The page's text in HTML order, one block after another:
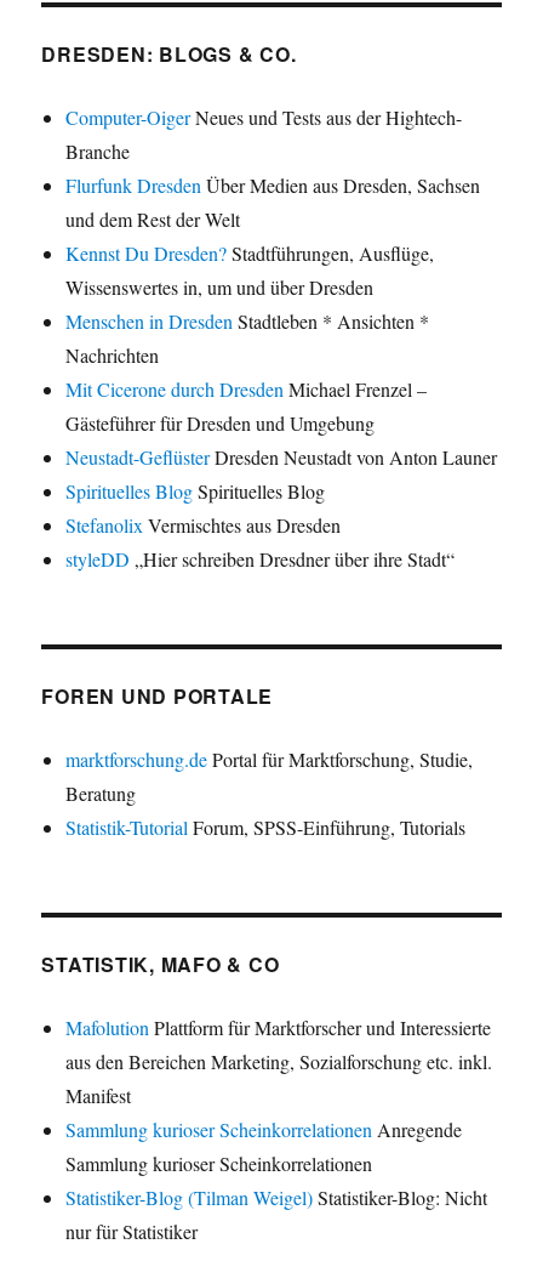
DRESDEN: BLOGS & CO.
Computer-OigerNeues und Tests aus der Hightech-
Branche
Flurfunk Dresden Über Medien aus Dresden, Sachsen
und dem Rest der Welt
Kennst Du Dresden?Stadtführungen, Ausflüge,
Wissenswertes in, um und über Dresden
Menschen in Dresden Stadtleben * Ansichten *
Nachrichten
Mit Cicerone durch Dresden Michael Frenzel –
Gästeführer für Dresden und Umgebung
Neustadt-GeflüsterDresden Neustadt von Anton Launer
Spirituelles BlogSpirituelles Blog
Stefanolix Vermischtes aus Dresden
styleDD „Hier schreiben Dresdner über ihre Stadt“
FOREN UND PORTALE
marktforschung.dePortal für Marktforschung, Studie,
Beratung
Statistik-Tutorial Forum, SPSS-Einführung, Tutorials
STATISTIK, MAFO & CO
Mafolution Plattform für Marktforscher und Interessierte
aus den Bereichen Marketing, Sozialforschung etc. inkl.
Manifest
Sammlung kurioser Scheinkorrelationen Anregende
Sammlung kurioser Scheinkorrelationen
Statistiker-Blog (Tilman Weigel)Statistiker-Blog: Nicht
nur für Statistiker